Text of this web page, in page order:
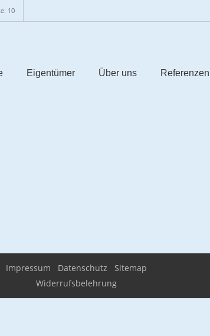
10
Eigentümer Über uns Referenzen
Impressum Datenschutz
Sitemap
Widerrufsbelehrung